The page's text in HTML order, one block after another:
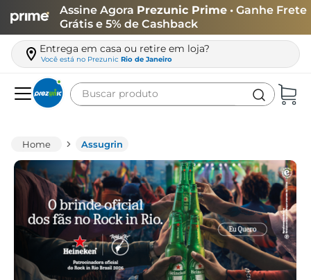
Assine Agora Prezunic Prime • Ganhe Frete
Grátis e 5% de Cashback
Entrega em casa ou retire em loja?
Você está no Prezunic Rio de Janeiro
Buscar produto
Assugrin
carne
leite
café
queijo
azeite
biscoito